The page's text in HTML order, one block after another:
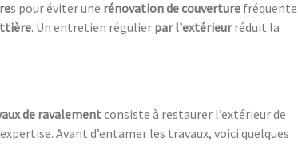
s pour éviter une rénovation de couverture
. Un entretien régulier par l'extérieurréduit la
de ravalementconsiste à restaurer l’extérieur de
Avant d’entamer les travaux, voici quelques